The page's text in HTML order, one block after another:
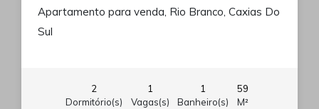
Apartamento para venda, Rio Branco, Caxias Do
Sul
2
Dormitório(s)
1
Vagas(s)
1
Banheiro(s)
59
M²